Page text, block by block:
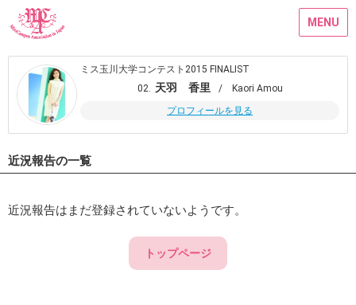
MENU
ミス玉川大学コンテスト2015 FINALIST
02. 天羽 香里
/ Kaori Amou
プロフィールを見る
近況報告の一覧
近況報告はまだ登録されていないようです。
トップページ